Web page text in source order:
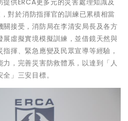
對於消防指揮官的訓練已累積相當
接受，消防局在李清安局長及各方
虛擬實境模擬訓練，並借鏡天然與
揮、緊急應變及民眾宣導等經驗，
，完善災害防救體系，以達到「人
」三安目標。